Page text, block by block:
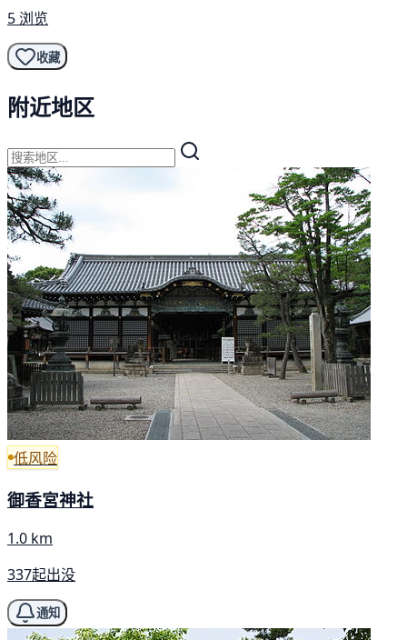
5 浏览
收藏
附近地区
低风险
御香宮神社
1.0 km
337起出没
通知